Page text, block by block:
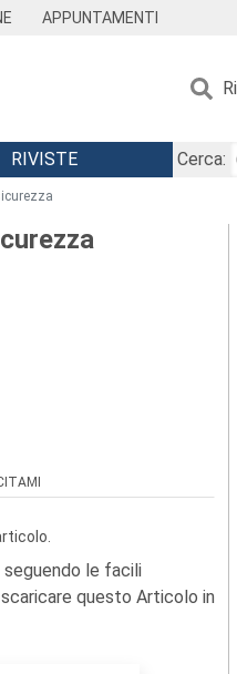
APPUNTAMENTI
RIVISTE
Cerca:
le facili
questo Articolo in